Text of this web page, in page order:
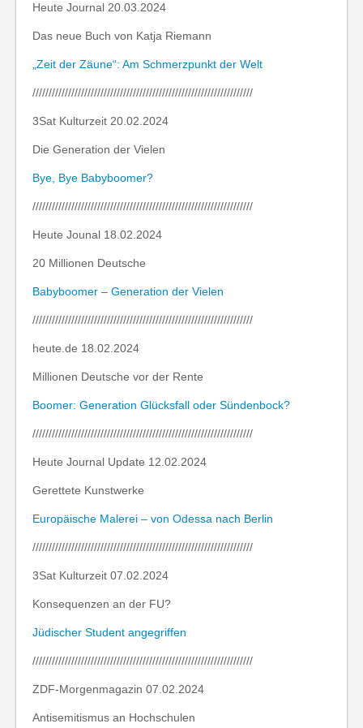
Heute Journal 20.03.2024
Das neue Buch von Katja Riemann
„Zeit der Zäune“: Am Schmerzpunkt der Welt
////////////////////////////////////////////////////////////////////
3Sat Kulturzeit 20.02.2024
Die Generation der Vielen
Bye, Bye Babyboomer?
////////////////////////////////////////////////////////////////////
Heute Jounal 18.02.2024
20 Millionen Deutsche
Babyboomer – Generation der Vielen
////////////////////////////////////////////////////////////////////
heute.de 18.02.2024
Millionen Deutsche vor der Rente
Boomer: Generation Glücksfall oder Sündenbock?
////////////////////////////////////////////////////////////////////
Heute Journal Update 12.02.2024
Gerettete Kunstwerke
Europäische Malerei – von Odessa nach Berlin
////////////////////////////////////////////////////////////////////
3Sat Kulturzeit 07.02.2024
Konsequenzen an der FU?
Jüdischer Student angegriffen
////////////////////////////////////////////////////////////////////
ZDF-Morgenmagazin 07.02.2024
Antisemitismus an Hochschulen